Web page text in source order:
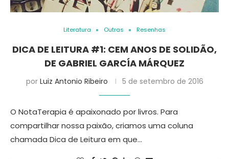
Literatura Outras Resenhas
DICA DE LEITURA #1: CEM ANOS DE SOLIDÃO,
DE GABRIEL GARCÍA MÁRQUEZ
por Luiz Antonio Ribeiro 5 de setembro de 2016
O NotaTerapia é apaixonado por livros. Para
compartilhar nossa paixão, criamos uma coluna
chamada Dica de Leitura em que…